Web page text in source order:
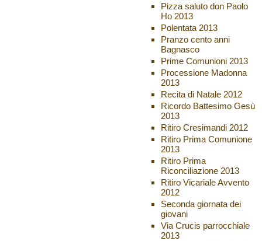
Pizza saluto don Paolo
Ho 2013
Polentata 2013
Pranzo cento anni
Bagnasco
Prime Comunioni 2013
Processione Madonna
2013
Recita di Natale 2012
Ricordo Battesimo Gesù
2013
Ritiro Cresimandi 2012
Ritiro Prima Comunione
2013
Ritiro Prima
Riconciliazione 2013
Ritiro Vicariale Avvento
2012
Seconda giornata dei
giovani
Via Crucis parrocchiale
2013